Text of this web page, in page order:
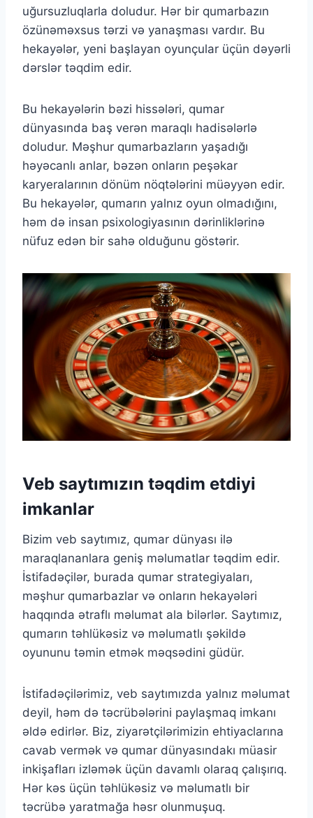
uğursuzluqlarla doludur. Hər bir qumarbazın
özünəməxsus tərzi və yanaşması vardır. Bu
hekayələr, yeni başlayan oyunçular üçün dəyərli
dərslər təqdim edir.
Bu hekayələrin bəzi hissələri, qumar
dünyasında baş verən maraqlı hadisələrlə
doludur. Məşhur qumarbazların yaşadığı
həyəcanlı anlar, bəzən onların peşəkar
karyeralarının dönüm nöqtələrini müəyyən edir.
Bu hekayələr, qumarın yalnız oyun olmadığını,
həm də insan psixologiyasının dərinliklərinə
nüfuz edən bir sahə olduğunu göstərir.
Veb saytımızın təqdim etdiyi
imkanlar
Bizim veb saytımız, qumar dünyası ilə
maraqlananlara geniş məlumatlar təqdim edir.
İstifadəçilər, burada qumar strategiyaları,
məşhur qumarbazlar və onların hekayələri
haqqında ətraflı məlumat ala bilərlər. Saytımız,
qumarın təhlükəsiz və məlumatlı şəkildə
oyununu təmin etmək məqsədini güdür.
İstifadəçilərimiz, veb saytımızda yalnız məlumat
deyil, həm də təcrübələrini paylaşmaq imkanı
əldə edirlər. Biz, ziyarətçilərimizin ehtiyaclarına
cavab vermək və qumar dünyasındakı müasir
inkişafları izləmək üçün davamlı olaraq çalışırıq.
Hər kəs üçün təhlükəsiz və məlumatlı bir
təcrübə yaratmağa həsr olunmuşuq.